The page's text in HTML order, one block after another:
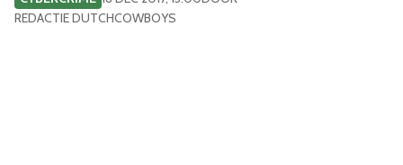
REDACTIE DUTCHCOWBOYS